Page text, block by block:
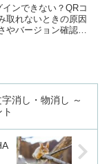
ンできない？QRコ
取れないときの原因
やバージョン確認な
消し・物消し ～